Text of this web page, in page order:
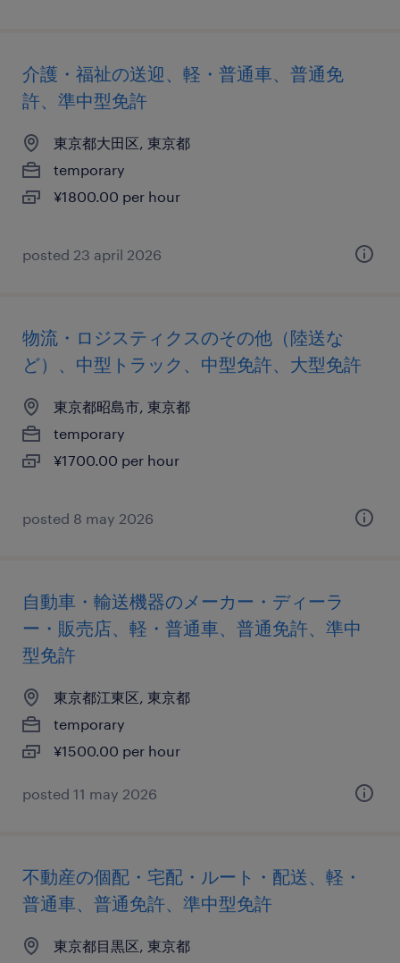
介護・福祉の送迎、軽・普通車、普通免
許、準中型免許
東京都大田区, 東京都
temporary
¥1800.00 per hour
posted 23 april 2026
物流・ロジスティクスのその他（陸送な
ど）、中型トラック、中型免許、大型免許
東京都昭島市, 東京都
temporary
¥1700.00 per hour
posted 8 may 2026
自動車・輸送機器のメーカー・ディーラ
ー・販売店、軽・普通車、普通免許、準中
型免許
東京都江東区, 東京都
temporary
¥1500.00 per hour
posted 11 may 2026
不動産の個配・宅配・ルート・配送、軽・
普通車、普通免許、準中型免許
東京都目黒区, 東京都